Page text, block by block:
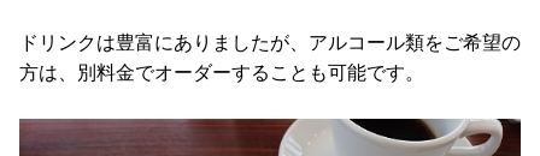
ドリンクは豊富にありましたが、アルコール類をご希望の
方は、別料金でオーダーすることも可能です。